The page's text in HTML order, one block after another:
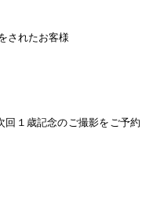
されたお客様
回１歳記念のご撮影をご予約